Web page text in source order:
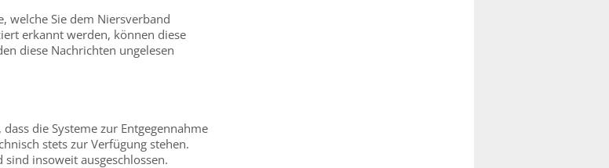
welche Sie dem Niersverband
erkannt werden, können diese
diese Nachrichten ungelesen
die Systeme zur Entgegennahme
stets zur Verfügung stehen.
sind insoweit ausgeschlossen.